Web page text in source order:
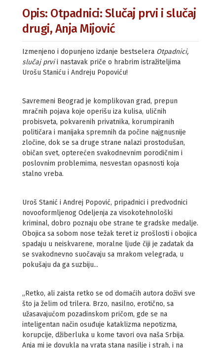
Opis: Otpadnici: Slučaj prvi i slučaj
drugi, Anja Mijović
Izmenjeno i dopunjeno izdanje bestselera Otpadnici,
slučaj prvii nastavak priče o hrabrim istražiteljima
Urošu Staniću i Andreju Popoviću!
Savremeni Beograd je komplikovan grad, prepun
mračnih pojava koje operišu iza kulisa, uličnih
probisveta, pokvarenih privatnika, korumpiranih
političara i manijaka spremnih da počine najgnusnije
zločine, dok se sa druge strane nalazi prostodušan,
običan svet, opterećen svakodnevnim porodičnim i
poslovnim problemima, nesvestan opasnosti koja
stalno vreba.
Uroš Stanić i Andrej Popović, pripadnici i predvodnici
novooformljenog Odeljenja za visokotehnološki
kriminal, dobro poznaju obe strane te gradske medalje.
Obojica sa sobom nose težak teret iz prošlosti i obojica
spadaju u neiskvarene, moralne ljude čiji je zadatak da
se svakodnevno suočavaju sa mrakom velegrada, u
pokušaju da ga suzbiju...
,,Retko, ali zaista retko se od domaćih autora doživi sve
što ja želim od trilera. Brzo, nasilno, erotično, sa
užasavajućom pozadinskom pričom, gde se na
inteligentan način osuđuje kataklizma nepotizma,
korupcije, džiberluka u kome tavori ova naša Srbija.
Anja mi je dovukla na vrata stana nasilje i strah, i na